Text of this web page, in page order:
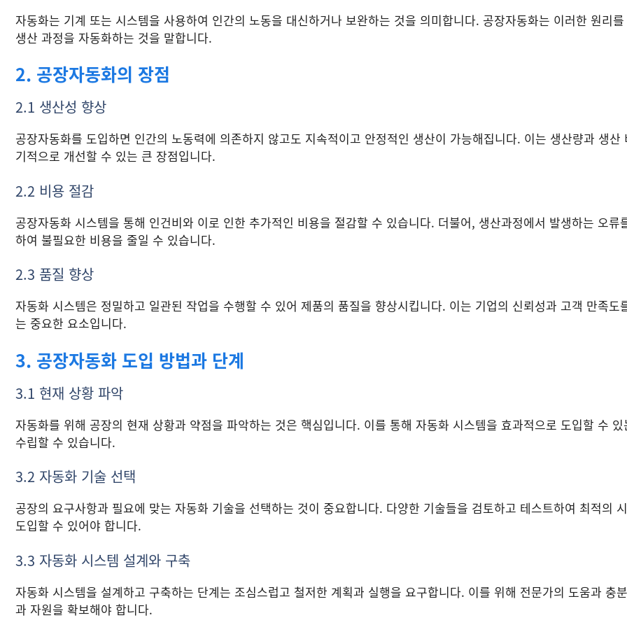
자동화는 기계 또는 시스템을 사용하여 인간의 노동을 대신하거나 보완하는 것을 의미합니다. 공장자동화는 이러한 원리를
생산 과정을 자동화하는 것을 말합니다.
2. 공장자동화의 장점
2.1 생산성 향상
공장자동화를 도입하면 인간의 노동력에 의존하지 않고도 지속적이고 안정적인 생산이 가능해집니다. 이는 생산량과 생산
기적으로 개선할 수 있는 큰 장점입니다.
2.2 비용 절감
공장자동화 시스템을 통해 인건비와 이로 인한 추가적인 비용을 절감할 수 있습니다. 더불어, 생산과정에서 발생하는 오류
하여 불필요한 비용을 줄일 수 있습니다.
2.3 품질 향상
자동화 시스템은 정밀하고 일관된 작업을 수행할 수 있어 제품의 품질을 향상시킵니다. 이는 기업의 신뢰성과 고객 만족도
는 중요한 요소입니다.
3. 공장자동화 도입 방법과 단계
3.1 현재 상황 파악
자동화를 위해 공장의 현재 상황과 약점을 파악하는 것은 핵심입니다. 이를 통해 자동화 시스템을 효과적으로 도입할 수 있
수립할 수 있습니다.
3.2 자동화 기술 선택
공장의 요구사항과 필요에 맞는 자동화 기술을 선택하는 것이 중요합니다. 다양한 기술들을 검토하고 테스트하여 최적의
도입할 수 있어야 합니다.
3.3 자동화 시스템 설계와 구축
자동화 시스템을 설계하고 구축하는 단계는 조심스럽고 철저한 계획과 실행을 요구합니다. 이를 위해 전문가의 도움과 충
과 자원을 확보해야 합니다.